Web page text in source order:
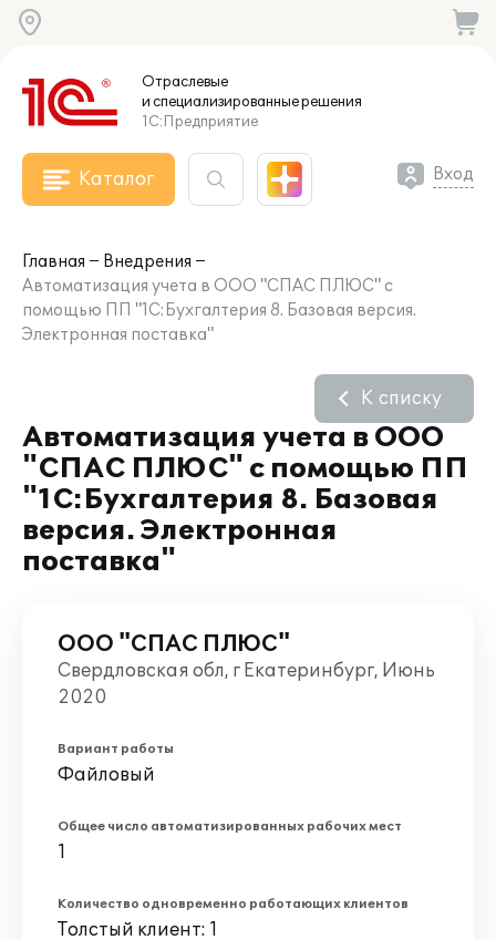
Отраслевые
и специализированныерешения
1С:Предприятие
Каталог Вход
Главная
Внедрения
Автоматизация учета в ООО "СПАС ПЛЮС" с
помощью ПП "1С:Бухгалтерия 8. Базовая версия.
Электронная поставка"
Автоматизация учета в ООО
"СПАС ПЛЮС" с помощью ПП
"1С:Бухгалтерия 8. Базовая
версия. Электронная
поставка"
К списку
ООО "СПАС ПЛЮС"
Свердловская обл, г Екатеринбург, Июнь
2020
Вариант работы
Файловый
Общее число автоматизированных рабочих мест
1
Количество одновременно работающих клиентов
Толстый клиент: 1